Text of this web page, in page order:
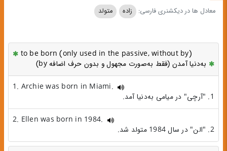
معادل ها در دیکشنری فارسی: زاده متولد
to be born (only used in the passive, without by)
به‌دنیا آمدن (فقط به‌صورت مجهول و بدون حرف اضافه by)
1. Archie was born in Miami.
1. "آرچی" در میامی به‌دنیا آمد.
2. Ellen was born in 1984.
2. "الن" در سال 1984 متولد شد.